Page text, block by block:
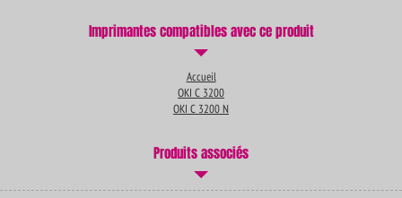
Imprimantes compatibles avec ce produit
Accueil
OKI C 3200
OKI C 3200 N
Produits associés